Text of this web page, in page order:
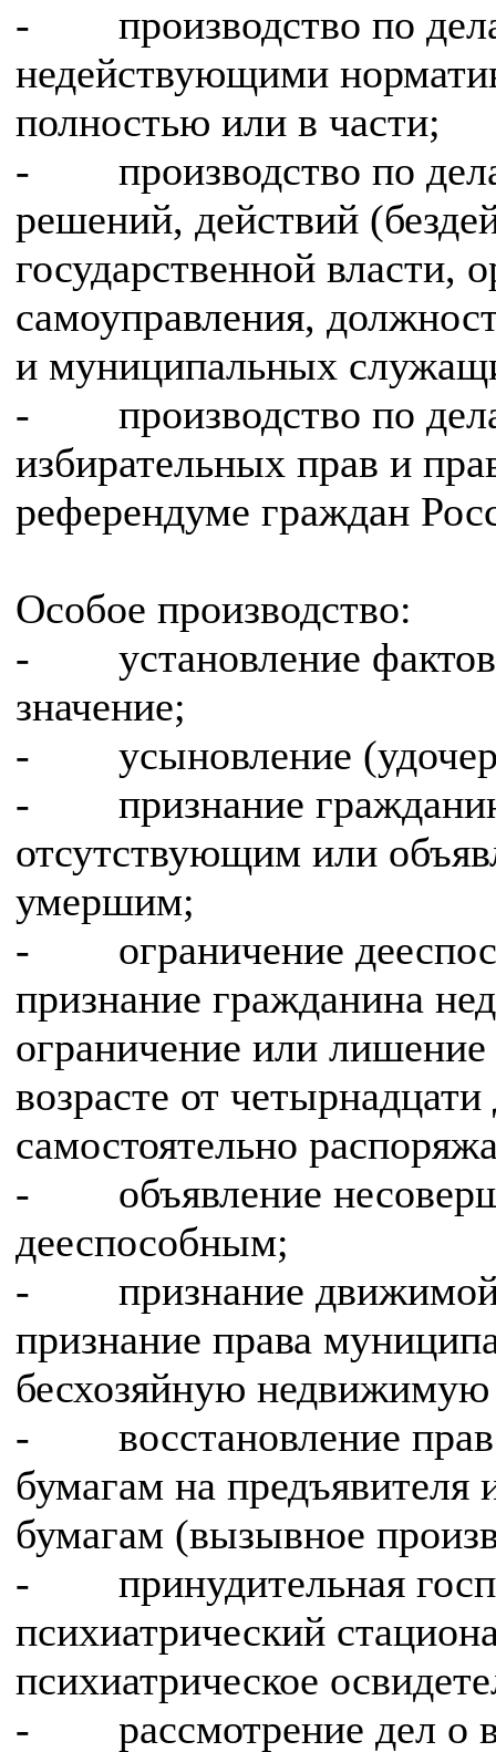
- производство по
недействующими
полностью или в части;
- производство по
решений, действий
государственной власти,
самоуправления,
и муниципальных
- производство по
избирательных прав и
референдуме граждан
Особое производство:
- установление
значение;
- усыновление
- признание
отсутствующим или
умершим;
- ограничение
признание гражданина
ограничение или
возрасте от
самостоятельно
- объявление
дееспособным;
- признание движимой
признание права
бесхозяйную
- восстановление прав
бумагам на
бумагам (вызывное
- принудительная
психиатрический
психиатрическое
- рассмотрение дел о